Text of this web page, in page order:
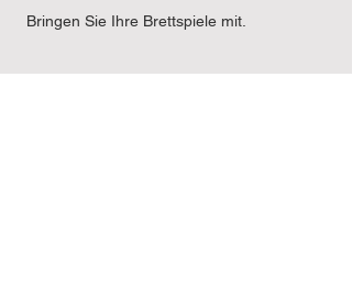
Bringen Sie Ihre Brettspiele mit.